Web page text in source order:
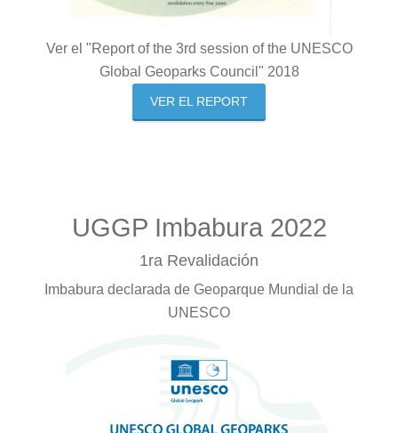
Ver el "Report of the 3rd session of the UNESCO
Global Geoparks Council" 2018
VER EL REPORT
UGGP Imbabura 2022
1ra Revalidación
Imbabura declarada de Geoparque Mundial de la
UNESCO